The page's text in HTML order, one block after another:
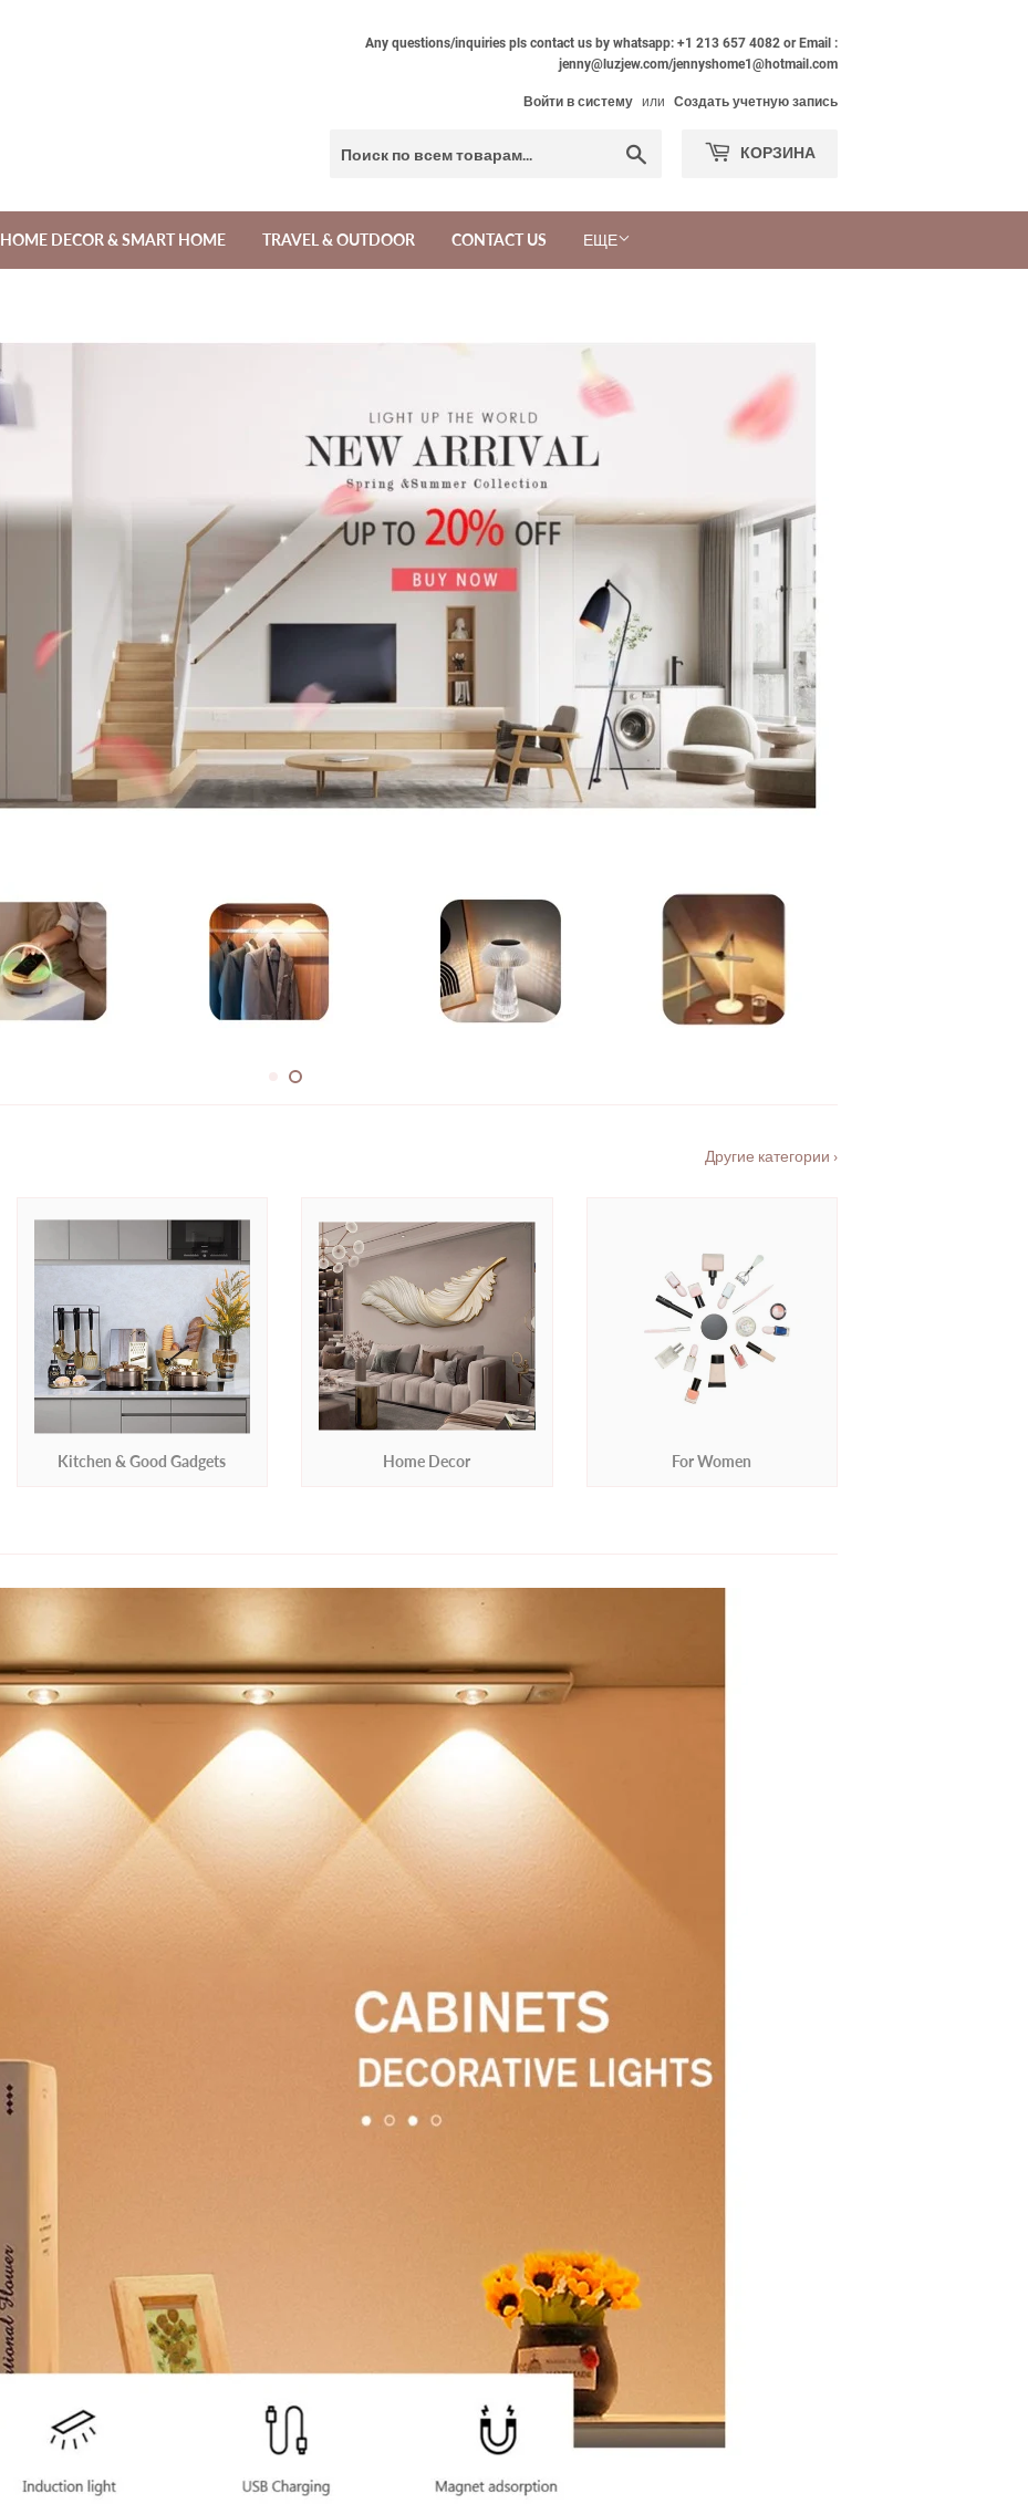
Any questions/inquiries pls contact us by whatsapp: +1 213 657 4082 or Email :
jenny@luzjew.com/jennyshome1@hotmail.com
Войти в систему или Создать учетную запись
КОРЗИНА
HOME DECOR & SMART HOME TRAVEL & OUTDOOR CONTACT US ЕЩЕ
Другие категории ›
Kitchen & Good Gadgets Home Decor For Women